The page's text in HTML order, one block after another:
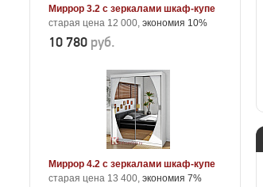
Миррор 3.2 с зеркалами шкаф-купе
старая цена 12 000, экономия 10%
10 780 руб.
Миррор 4.2 с зеркалами шкаф-купе
старая цена 13 400, экономия 7%